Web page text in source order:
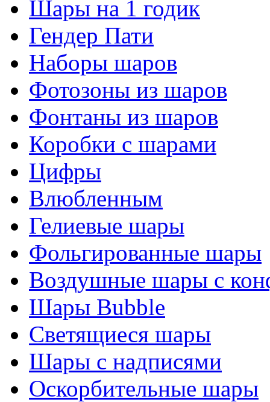
Шары на 1 годик
Гендер Пати
Наборы шаров
Фотозоны из шаров
Фонтаны из шаров
Коробки с шарами
Цифры
Влюбленным
Гелиевые шары
Фольгированные шары
Воздушные шары с
Шары Bubble
Светящиеся шары
Шары с надписями
Оскорбительные шары